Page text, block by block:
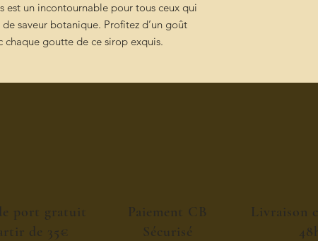
est un incontournable pour tous ceux qui
saveur botanique. Profitez d’un goût
chaque goutte de ce sirop exquis.
port gratuit
de 35€
Paiement CB
Sécurisé
Livraison